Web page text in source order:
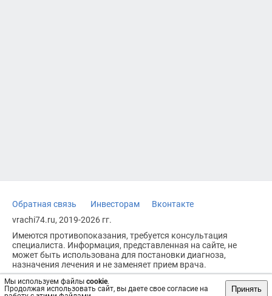
Мы используем файлы cookie.
Продолжая использовать сайт, вы даете свое согласие на
Принять
Обратная связь Инвесторам
Вконтакте
vrachi74.ru, 2019-2026 гг.
Имеются противопоказания, требуется консультация
специалиста. Информация, представленная на сайте, не
может быть использована для постановки диагноза,
назначения лечения и не заменяет прием врача.
Возрастное ограничение: 18+